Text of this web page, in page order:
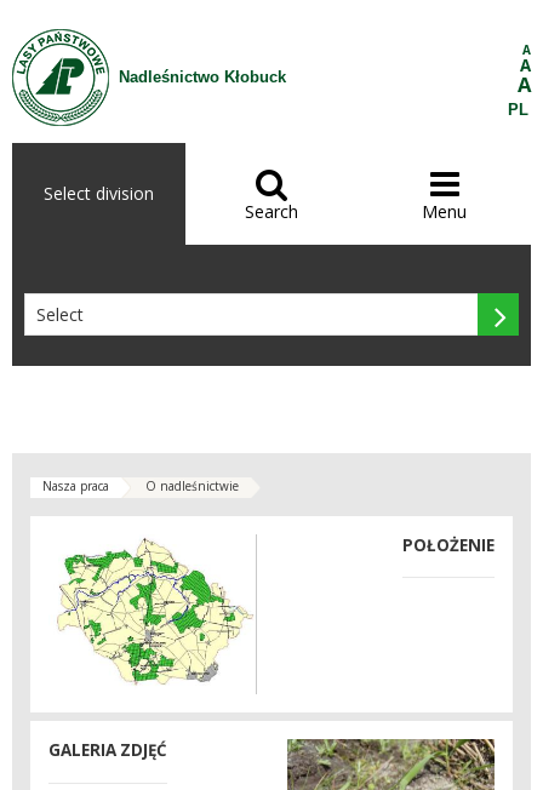
Skip to Content
Nadleśnictwo Kłobuck
A
A
A
PL
Select division 
Search

Menu

Nasza praca O nadleśnictwie
POŁOŻENIE
GALERIA ZDJĘĆ